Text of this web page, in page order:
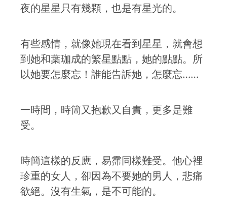
夜的星星只有幾顆，也是有星光的。
有些感情，就像她現在看到星星，就會想
到她和葉珈成的繁星點點，她的點點。所
以她要怎麼忘！誰能告訴她，怎麼忘……
一時間，時簡又抱歉又自責，更多是難
受。
時簡這樣的反應，易霈同樣難受。他心裡
珍重的女人，卻因為不要她的男人，悲痛
欲絕。沒有生氣，是不可能的。